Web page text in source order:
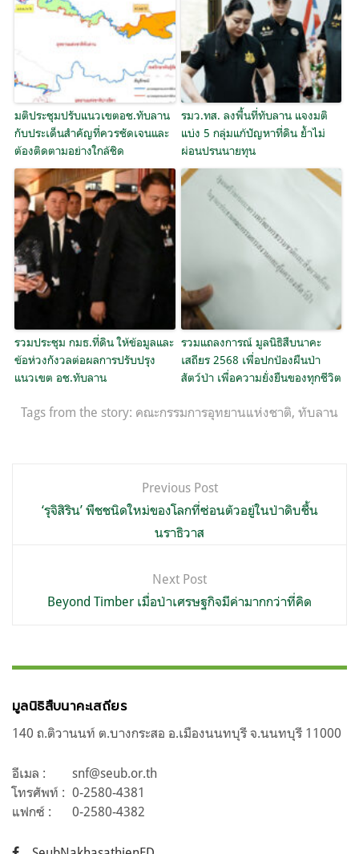
มติประชุมปรับแนวเขตอช.ทับลาน
กับประเด็นสำคัญที่ควรชัดเจนและ
ต้องติดตามอย่างใกล้ชิด
รมว.ทส. ลงพื้นที่ทับลาน แจงมติ
แบ่ง 5 กลุ่มแก้ปัญหาที่ดิน ย้ำไม่
ผ่อนปรนนายทุน
รวมประชุม กมธ.ที่ดิน ให้ข้อมูลและ
ข้อห่วงกังวลต่อผลการปรับปรุง
แนวเขต อช.ทับลาน
รวมแถลงการณ์ มูลนิธิสืบนาคะ
เสถียร 2568 เพื่อปกป้องผืนป่า
สัตว์ป่า เพื่อความยั่งยืนของทุกชีวิต
Tags from the story: คณะกรรมการอุทยานแห่งชาติ, ทับลาน
เรื่อง
Previous Post
‘รุจิสิริน’ พืชชนิดใหม่ของโลกที่ซ่อนตัวอยู่ในป่าดิบชื้น
นราธิวาส
Next Post
Beyond Timber เมื่อป่าเศรษฐกิจมีค่ามากกว่าที่คิด
มูลนิธิสืบนาคะเสถียร
140 ถ.ติวานนท์ ต.บางกระสอ อ.เมืองนนทบุรี จ.นนทบุรี 11000
อีเมล :
snf@seub.or.th
โทรศัพท์ : 0-2580-4381
แฟกซ์ :
0-2580-4382